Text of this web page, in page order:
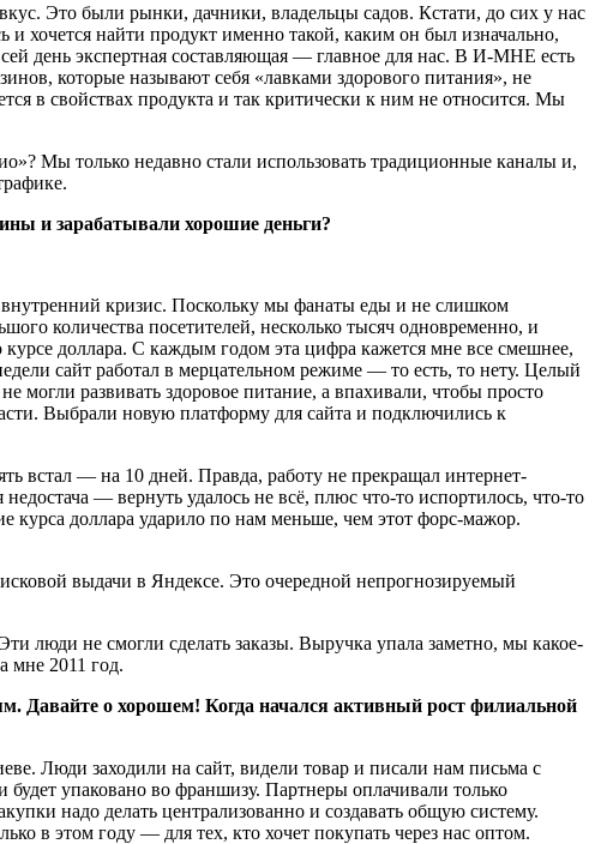
Это были рынки, дачники, владельцы садов. Кстати, до сих у нас
хочется найти продукт именно такой, каким он был изначально,
день экспертная составляющая — главное для нас. В И-МНЕ есть
которые называют себя «лавками здорового питания», не
в свойствах продукта и так критически к ним не относится. Мы
Мы только недавно стали использовать традиционные каналы и,
и зарабатывали хорошие деньги?
внутренний кризис. Поскольку мы фанаты еды и не слишком
количества посетителей, несколько тысяч одновременно, и
доллара. С каждым годом эта цифра кажется мне все смешнее,
сайт работал в мерцательном режиме — то есть, то нету. Целый
могли развивать здоровое питание, а впахивали, чтобы просто
Выбрали новую платформу для сайта и подключились к
встал — на 10 дней. Правда, работу не прекращал интернет-
— вернуть удалось не всё, плюс что-то испортилось, что-то
доллара ударило по нам меньше, чем этот форс-мажор.
выдачи в Яндексе. Это очередной непрогнозируемый
люди не смогли сделать заказы. Выручка упала заметно, мы какое-
мне 2011 год.
Давайте о хорошем! Когда начался активный рост филиальной
Люди заходили на сайт, видели товар и писали нам письма с
упаковано во франшизу. Партнеры оплачивали только
надо делать централизованно и создавать общую систему.
в этом году — для тех, кто хочет покупать через нас оптом.